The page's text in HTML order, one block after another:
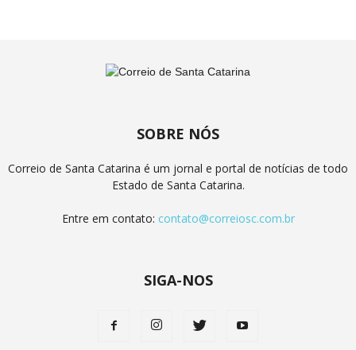
SOBRE NÓS
Correio de Santa Catarina é um jornal e portal de notícias de todo
Estado de Santa Catarina.
Entre em contato: contato@correiosc.com.br
SIGA-NOS